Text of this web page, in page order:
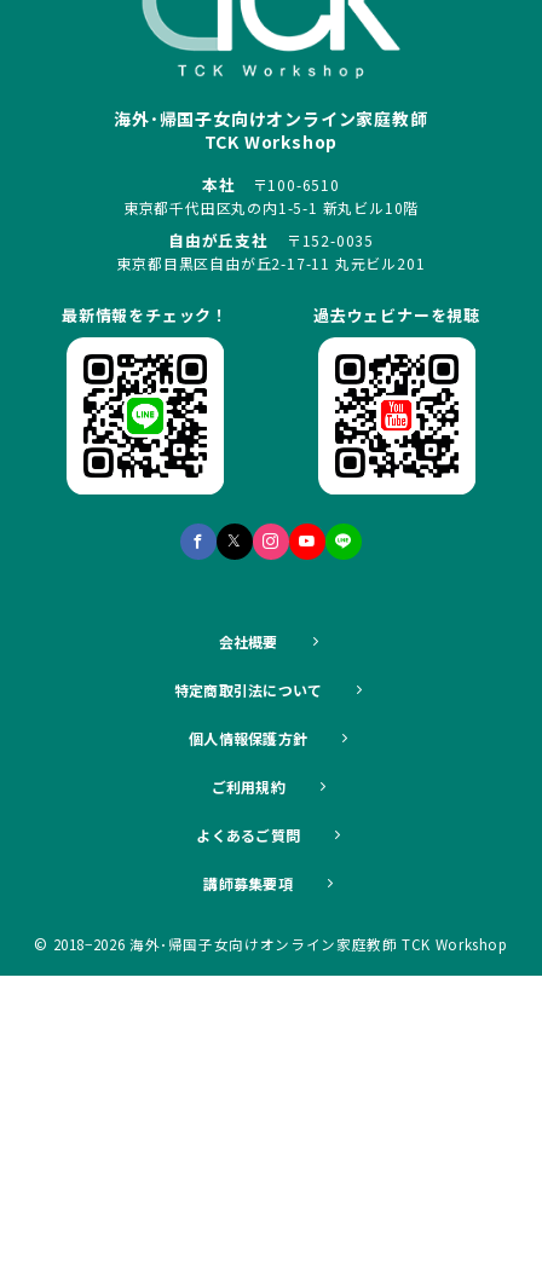
海外･帰国子女向けオンライン家庭教師
TCK Workshop
本社
〒100-6510
東京都千代田区丸の内1-5-1 新丸ビル10階
自由が丘支社
〒152-0035
東京都目黒区自由が丘2-17-11 丸元ビル201
最新情報をチェック！ 過去ウェビナーを視聴
会社概要
特定商取引法について
個人情報保護方針
ご利用規約
よくあるご質問
講師募集要項
© 2018−2026 海外･帰国子女向けオンライン家庭教師 TCK Workshop